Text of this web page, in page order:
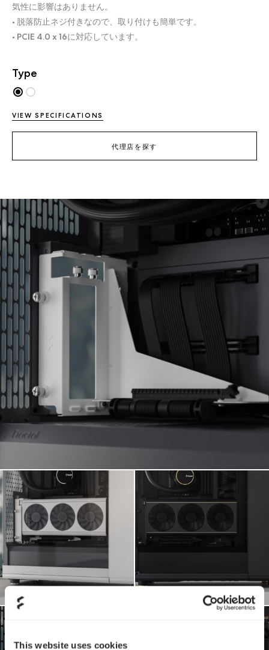
This website uses cookies
気性に影響はありません。
• 脱落防止ネジ付きなので、取り付けも簡単です。
• PCIE 4.0 x 16に対応しています。
Type
VIEW SPECIFICATIONS
代理店を探す